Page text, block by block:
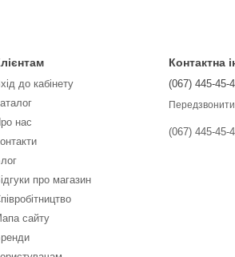
до кабінету
нас
про магазин
сайту
Контактна
(067) 445-45-
(067) 445-45-